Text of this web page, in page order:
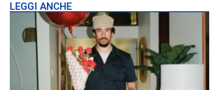
LEGGI ANCHE